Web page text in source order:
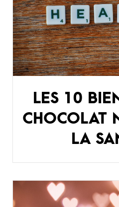
LES 10
CHOCOLAT
LA